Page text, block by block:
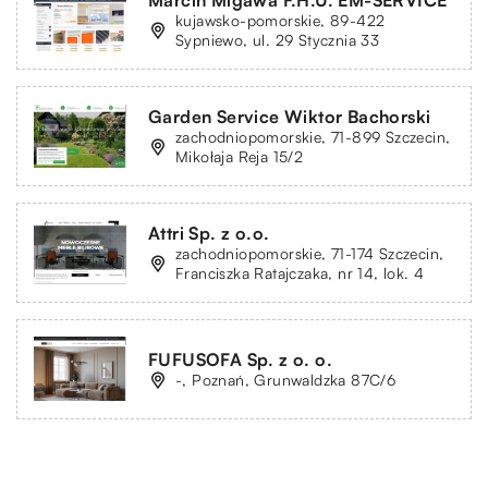
kujawsko-pomorskie, 89-422
Sypniewo, ul. 29 Stycznia 33
Garden Service Wiktor Bachorski
zachodniopomorskie, 71-899 Szczecin,
Mikołaja Reja 15/2
Attri Sp. z o.o.
zachodniopomorskie, 71-174 Szczecin,
Franciszka Ratajczaka, nr 14, lok. 4
FUFUSOFA Sp. z o. o.
-, Poznań, Grunwaldzka 87C/6